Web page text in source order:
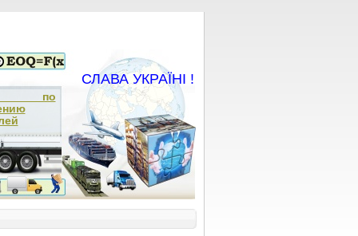
по
СЛАВА УКРАЇНІ !